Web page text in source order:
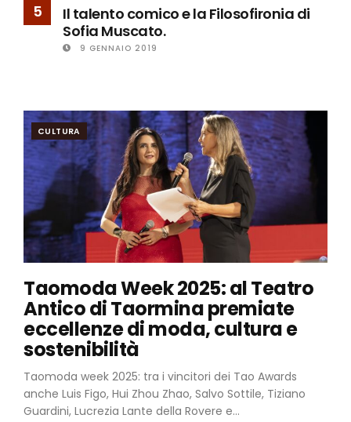
5
Il talento comico e la Filosofironia di
Sofia Muscato.
9 GENNAIO 2019
CULTURA
Taomoda Week 2025: al Teatro
Antico di Taormina premiate
eccellenze di moda, cultura e
sostenibilità
Taomoda week 2025: tra i vincitori dei Tao Awards
anche Luis Figo, Hui Zhou Zhao, Salvo Sottile, Tiziano
Guardini, Lucrezia Lante della Rovere e...